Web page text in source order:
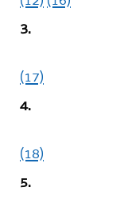
dal 29/12/
dal 18/10/
dal 28/07/
3.
(17)
4.
(18)
5.